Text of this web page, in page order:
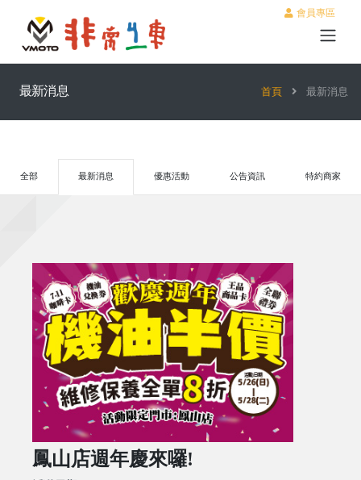
會員專區
最新消息 首頁 最新消息
全部 最新消息 優惠活動 公告資訊 特約商家
鳳山店週年慶來囉!